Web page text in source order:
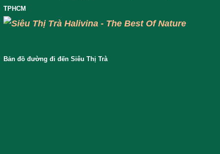
TPHCM
Bản đồ đường đi đến Siêu Thị Trà